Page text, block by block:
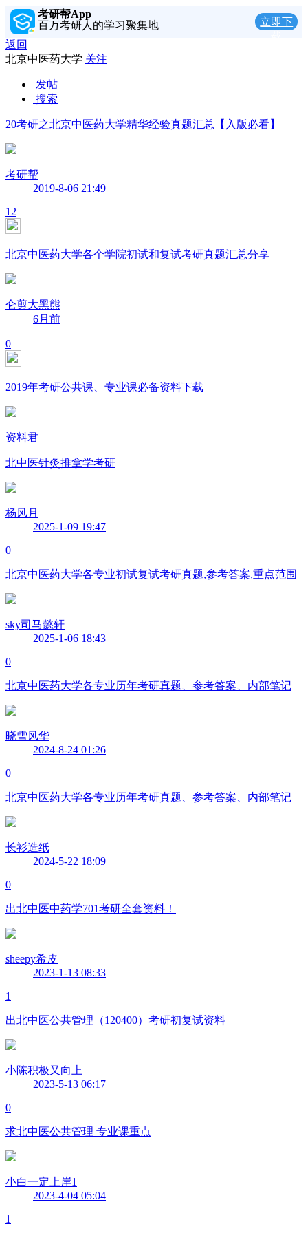
考研帮App
百万考研人的学习聚集地
立即下
返回
北京中医药大学 关注
发帖
搜索
20考研之北京中医药大学精华经验真题汇总【入版必看】
考研帮
2019-8-06 21:49
12
北京中医药大学各个学院初试和复试考研真题汇总分享
仑剪大黑熊
6月前
0
2019年考研公共课、专业课必备资料下载
资料君
北中医针灸推拿学考研
杨风月
2025-1-09 19:47
0
北京中医药大学各专业初试复试考研真题,参考答案,重点范围
sky司马懿轩
2025-1-06 18:43
0
北京中医药大学各专业历年考研真题、参考答案、内部笔记
晓雪风华
2024-8-24 01:26
0
北京中医药大学各专业历年考研真题、参考答案、内部笔记
长衫造纸
2024-5-22 18:09
0
出北中医中药学701考研全套资料！
sheepy希皮
2023-1-13 08:33
1
出北中医公共管理（120400）考研初复试资料
小陈积极又向上
2023-5-13 06:17
0
求北中医公共管理 专业课重点
小白一定上岸1
2023-4-04 05:04
1